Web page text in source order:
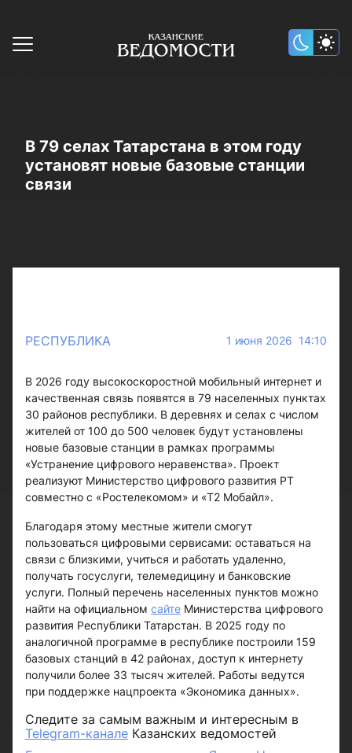
В 79 селах Татарстана в этом году
установят новые базовые станции
связи
РЕСПУБЛИКА 1 июня 2026 14:10
В 2026 году высокоскоростной мобильный интернет и
качественная связь появятся в 79 населенных пунктах
30 районов республики. В деревнях и селах с числом
жителей от 100 до 500 человек будут установлены
новые базовые станции в рамках программы
«Устранение цифрового неравенства». Проект
реализуют Министерство цифрового развития РТ
совместно с «Ростелекомом» и «Т2 Мобайл».
Благодаря этому местные жители смогут
пользоваться цифровыми сервисами: оставаться на
связи с близкими, учиться и работать удаленно,
получать госуслуги, телемедицину и банковские
услуги. Полный перечень населенных пунктов можно
найти на официальном сайте Министерства цифрового
развития Республики Татарстан. В 2025 году по
аналогичной программе в республике построили 159
базовых станций в 42 районах, доступ к интернету
получили более 33 тысяч жителей. Работы ведутся
при поддержке нацпроекта «Экономика данных».
Следите за самым важным и интересным в
Telegram-канале Казанских ведомостей